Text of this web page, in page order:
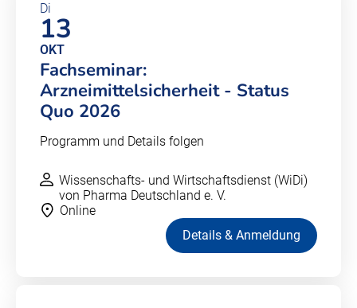
Di
13
OKT
Fachseminar:
Arzneimittelsicherheit - Status
Quo 2026
Programm und Details folgen
Wissenschafts- und Wirtschaftsdienst (WiDi)
von Pharma Deutschland e. V.
Online
Details & Anmeldung